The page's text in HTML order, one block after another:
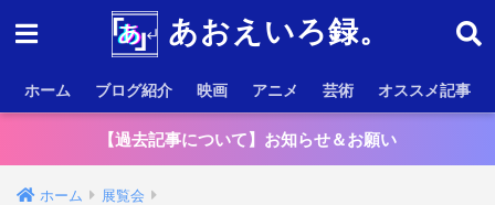
あおえいろ録。
ホーム ブログ紹介 映画 アニメ 芸術 オススメ記事
【過去記事について】お知らせ＆お願い
ホーム 展覧会